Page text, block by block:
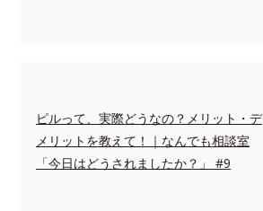
ピルって、実際どうなの？メリット・デ
メリットを教えて！｜なんでも相談室
「今日はどうされましたか？」 #9